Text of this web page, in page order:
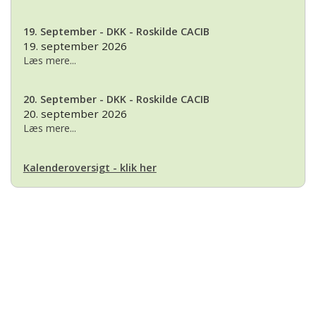
19. September - DKK - Roskilde CACIB
19. september 2026
Læs mere...
20. September - DKK - Roskilde CACIB
20. september 2026
Læs mere...
Kalenderoversigt - klik her